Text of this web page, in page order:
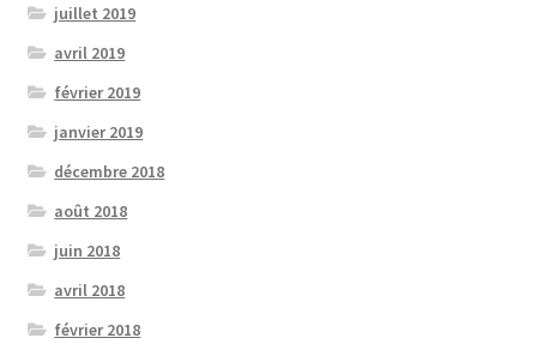
juillet 2019
avril 2019
février 2019
janvier 2019
décembre 2018
août 2018
juin 2018
avril 2018
février 2018